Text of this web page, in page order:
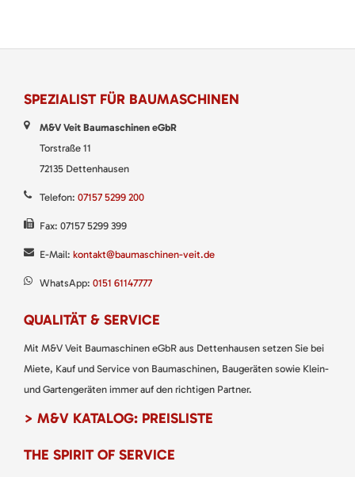
SPEZIALIST FÜR BAUMASCHINEN
M&V Veit Baumaschinen eGbR
Torstraße 11
72135 Dettenhausen
Telefon: 07157 5299 200
Fax: 07157 5299 399
E-Mail: kontakt@baumaschinen-veit.de
WhatsApp: 0151 61147777
QUALITÄT & SERVICE
Mit M&V Veit Baumaschinen eGbR aus Dettenhausen setzen Sie bei
Miete, Kauf und Service von Baumaschinen, Baugeräten sowie Klein-
und Gartengeräten immer auf den richtigen Partner.
> M&V KATALOG: PREISLISTE
THE SPIRIT OF SERVICE